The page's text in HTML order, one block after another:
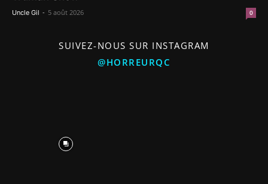
Uncle Gil - 5 août 2026 0
SUIVEZ-NOUS SUR INSTAGRAM
@HORREURQC